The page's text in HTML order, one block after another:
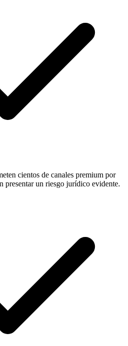
cientos de canales premium por
presentar un riesgo jurídico evidente.